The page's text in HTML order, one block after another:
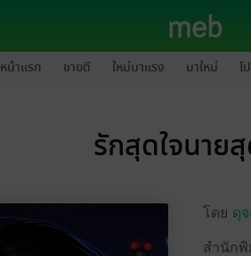
หน้าแรก ขายดี ใหม่มาแรง มาใหม่ โ
รักสุดใจนาย
โดย ดุ
สำนักพิ